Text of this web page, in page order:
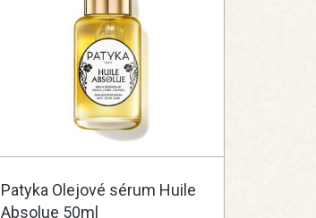
Patyka Olejové sérum Huile
Absolue 50ml